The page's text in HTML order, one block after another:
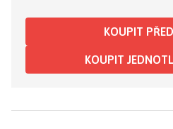
KOUPIT
KOUPIT